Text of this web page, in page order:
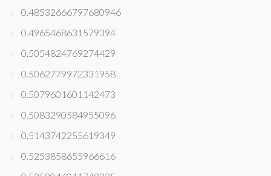
0.48532666797680946
0.4965468631579394
0.5054824769274429
0.5062779972331958
0.5079601601142473
0.5083290584955096
0.5143742255619349
0.5253858655966616